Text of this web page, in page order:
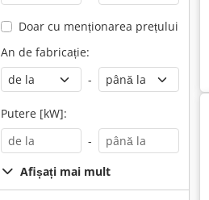
Doar cu menționarea prețului
An de fabricație:
-
Putere [kW]:
-
Afișați mai mult